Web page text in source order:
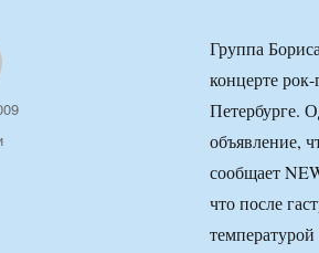
Группа
концерте
Петербурге.
объявление,
сообщает
что после